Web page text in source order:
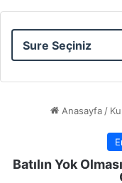
Sure
Ayet
Anasayfa /
Batılın Yok